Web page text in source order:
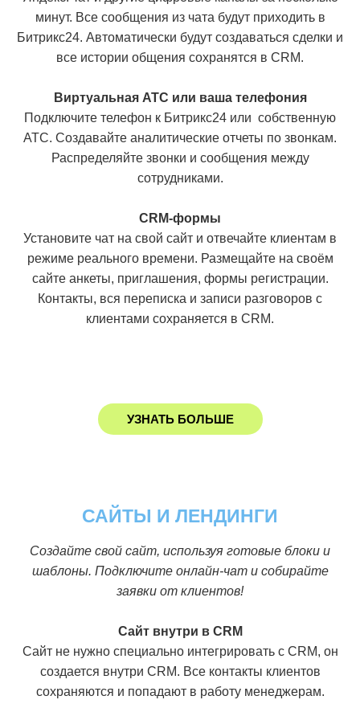
минут. Все сообщения из чата будут приходить в
Битрикс24. Автоматически будут создаваться сделки и
все истории общения сохранятся в CRM.
Виртуальная АТС или ваша телефония
Подключите телефон к Битрикс24 или собственную
АТС. Создавайте аналитические отчеты по звонкам.
Распределяйте звонки и сообщения между
сотрудниками.
СRM-формы
Установите чат на свой сайт и отвечайте клиентам в
режиме реального времени. Размещайте на своём
сайте анкеты, приглашения, формы регистрации.
Контакты, вся переписка и записи разговоров с
клиентами сохраняется в CRM.
УЗНАТЬ БОЛЬШЕ
САЙТЫ И ЛЕНДИНГИ
Создайте свой сайт, используя готовые блоки и
шаблоны. Подключите онлайн-чат и собирайте
заявки от клиентов!
Сайт внутри в CRM
Сайт не нужно специально интегрировать с CRM, он
создается внутри CRM. Все контакты клиентов
сохраняются и попадают в работу менеджерам.